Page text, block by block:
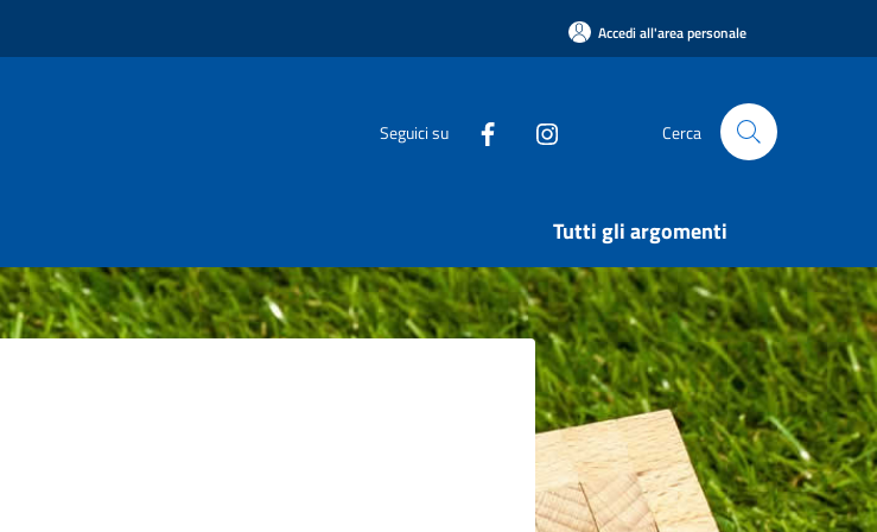
Accedi all'area personale
Seguici su Cerca
Tutti gli argomenti